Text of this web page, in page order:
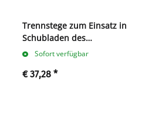
Trennstege zum Einsatz in
Schubladen des
Systemrollcontainers
Stk.
Sofort verfügbar
€ 37,28 *